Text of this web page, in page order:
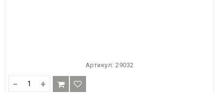
Артикул: 29032
− +